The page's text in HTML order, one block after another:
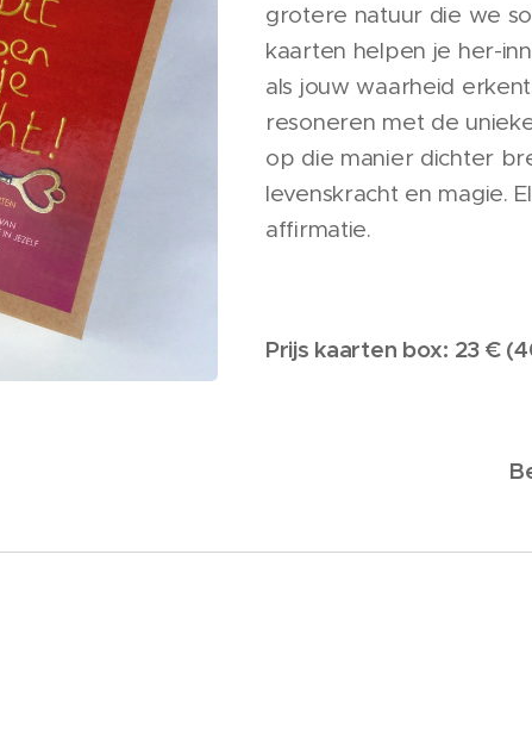
grotere natuur die we
kaarten helpen je her-
als jouw waarheid
resoneren met de
op die manier dichter
levenskracht en magie.
affirmatie.
Prijs kaarten box: 23 €